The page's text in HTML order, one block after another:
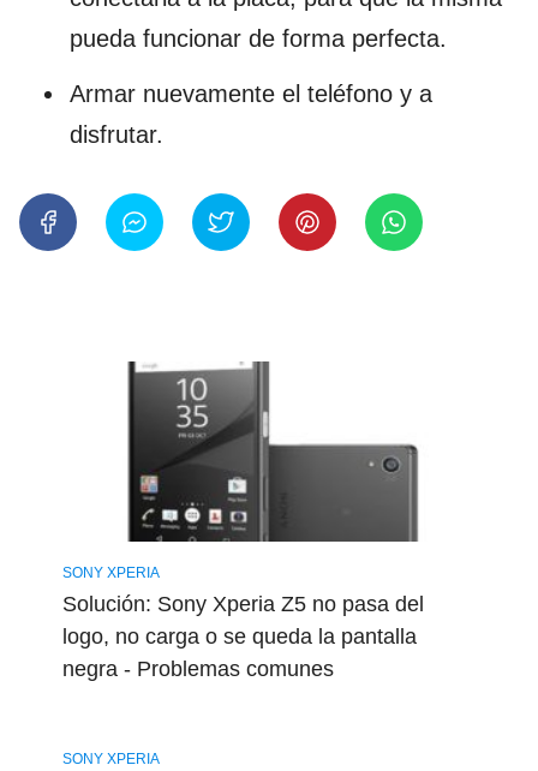
pueda funcionar de forma perfecta.
Armar nuevamente el teléfono y a
disfrutar.
SONY XPERIA
Solución: Sony Xperia Z5 no pasa del
logo, no carga o se queda la pantalla
negra - Problemas comunes
SONY XPERIA